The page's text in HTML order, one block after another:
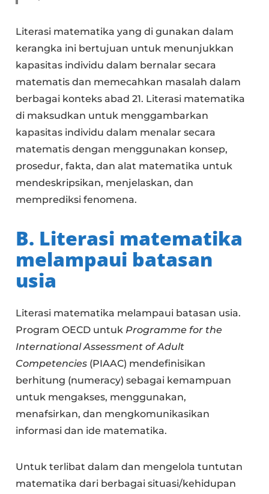
Literasi matematika yang di gunakan dalam
kerangka ini bertujuan untuk menunjukkan
kapasitas individu dalam bernalar secara
matematis dan memecahkan masalah dalam
berbagai konteks abad 21. Literasi matematika
di maksudkan untuk menggambarkan
kapasitas individu dalam menalar secara
matematis dengan menggunakan konsep,
prosedur, fakta, dan alat matematika untuk
mendeskripsikan, menjelaskan, dan
memprediksi fenomena.
B. Literasi matematika
melampaui batasan
usia
Literasi matematika melampaui batasan usia.
Program OECD untuk Programme for the
International Assessment of Adult
Competencies (PIAAC) mendefinisikan
berhitung (numeracy) sebagai kemampuan
untuk mengakses, menggunakan,
menafsirkan, dan mengkomunikasikan
informasi dan ide matematika.
Untuk terlibat dalam dan mengelola tuntutan
matematika dari berbagai situasi/kehidupan